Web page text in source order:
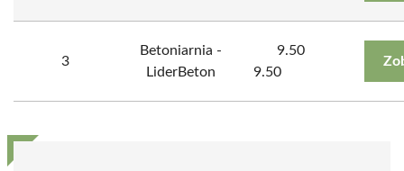
3
Betoniarnia -
LiderBeton
9.50
9.50